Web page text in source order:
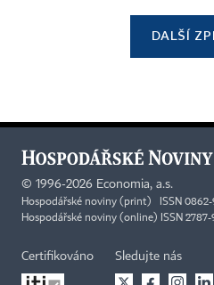
DALŠÍ
© 1996-2026 Economia, a.s.
Hospodářské noviny (print) ISSN 0862-
Hospodářské noviny (online) ISSN 2787-
Certifikováno Sledujte nás